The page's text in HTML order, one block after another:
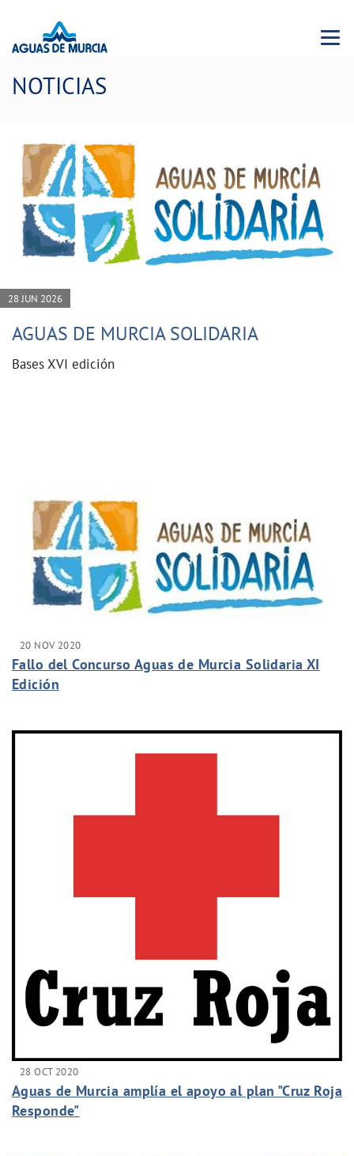
Menu
NOTICIAS
28 JUN 2026
AGUAS DE MURCIA SOLIDARIA
Bases XVI edición
20 NOV 2020
Fallo del Concurso Aguas de Murcia Solidaria XI
Edición
28 OCT 2020
Aguas de Murcia amplía el apoyo al plan "Cruz Roja
Responde"